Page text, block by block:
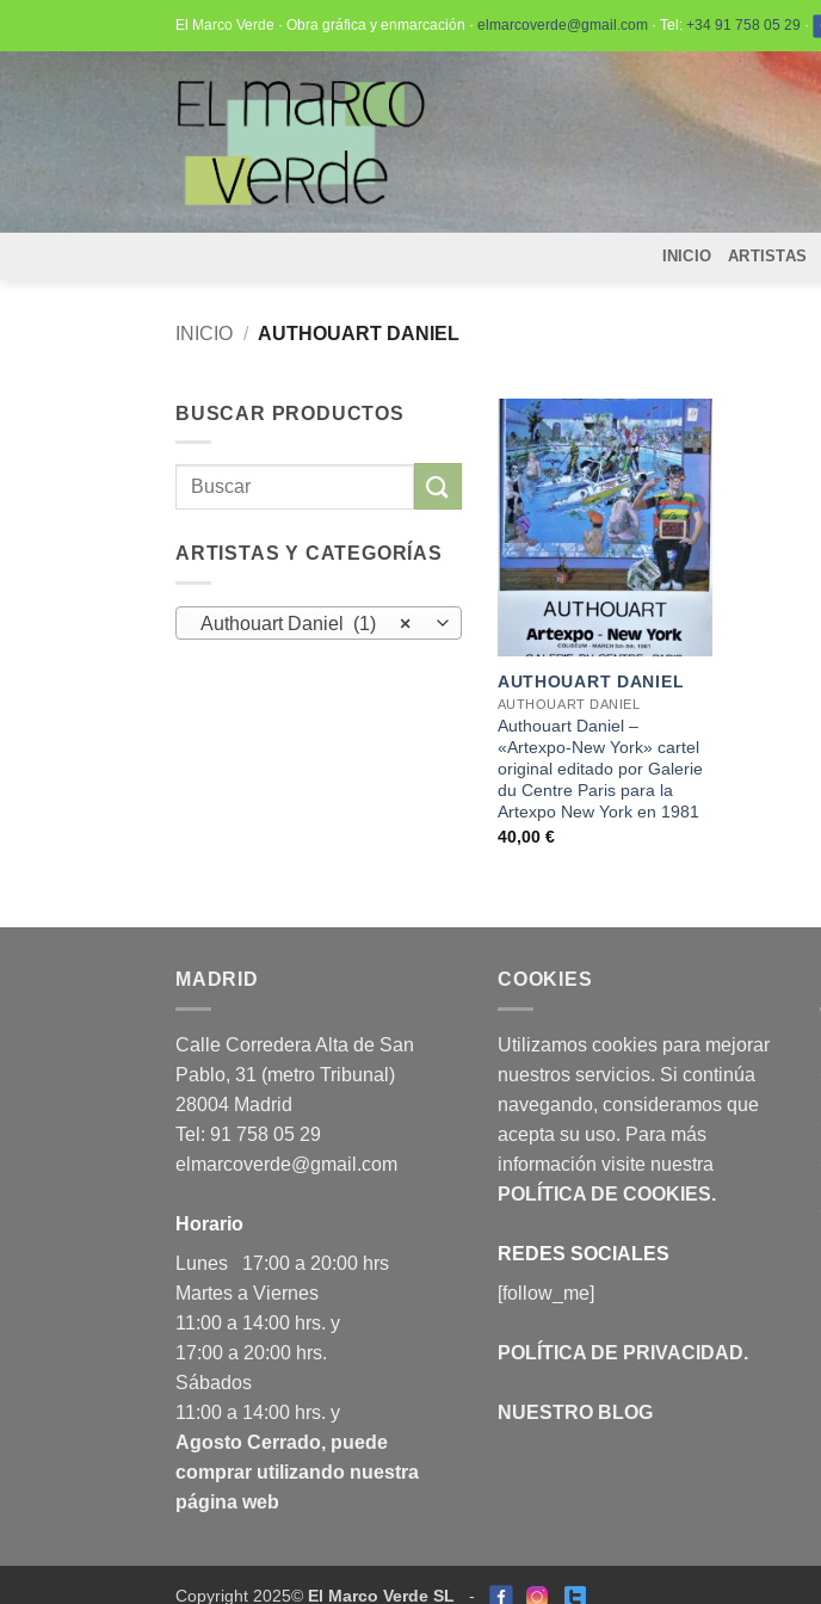
El Marco Verde · Obra gráfica y enmarcación · elmarcoverde@gmail.com · Tel: +34 91 758 05 29 ·
INICIO ARTISTAS
INICIO / AUTHOUART DANIEL
BUSCAR PRODUCTOS
Buscar
ARTISTAS Y CATEGORÍAS
×
Authouart Daniel (1)
+
AUTHOUART DANIEL
AUTHOUART DANIEL
Authouart Daniel –
«Artexpo-New York» cartel
original editado por Galerie
du Centre Paris para la
Artexpo New York en 1981
40,00 €
MADRID
Calle Corredera Alta de San
Pablo, 31 (metro Tribunal)
28004 Madrid
Tel: 91 758 05 29
elmarcoverde@gmail.com
Horario
Lunes 17:00 a 20:00 hrs
Martes a Viernes
11:00 a 14:00 hrs. y
17:00 a 20:00 hrs.
Sábados
11:00 a 14:00 hrs. y
Agosto Cerrado, puede
comprar utilizando nuestra
página web
COOKIES
Utilizamos cookies para mejorar
nuestros servicios. Si continúa
navegando, consideramos que
acepta su uso. Para más
información visite nuestra
POLÍTICA DE COOKIES.
REDES SOCIALES
[follow_me]
POLÍTICA DE PRIVACIDAD.
NUESTRO BLOG
Copyright 2025© El Marco Verde SL -